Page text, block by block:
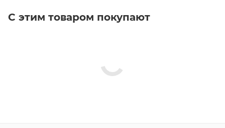
С этим товаром покупают